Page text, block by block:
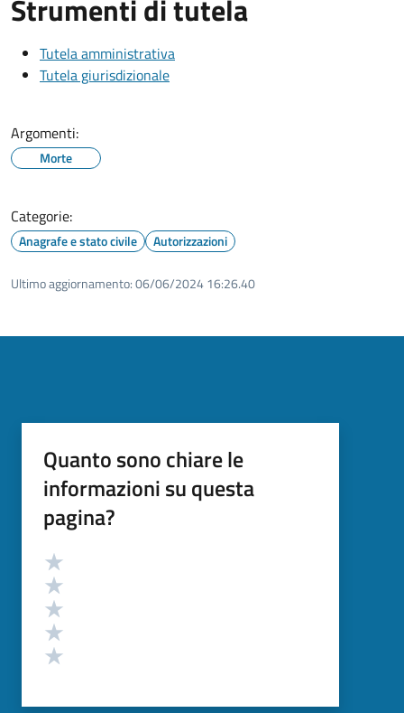
Strumenti di tutela
Tutela amministrativa
Tutela giurisdizionale
Argomenti:
Morte
Categorie:
Anagrafe e stato civile Autorizzazioni
Ultimo aggiornamento:06/06/2024 16:26.40
Quanto sono chiare le
informazioni su questa
pagina?
Valutazione